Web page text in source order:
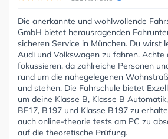
Die anerkannte und wohlwollende
GmbH bietet herausragenden
sicheren Service in München. Du wirst
Audi und Volkswagen zu fahren. Achte
fokussieren, da zahlreiche Personen
rund um die nahegelegenen
und stehen. Die Fahrschule bietet
um deine Klasse B, Klasse B
BF17, B197 und Klasse B197 zu
auch online-theorie tests am PC zu
auf die theoretische Prüfung.